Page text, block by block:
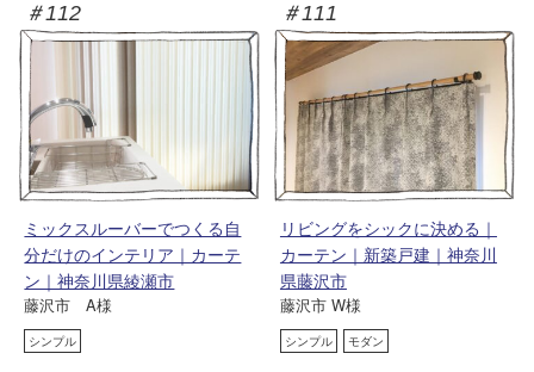
＃112
ミックスルーバーでつくる自
分だけのインテリア｜カーテ
ン｜神奈川県綾瀬市
藤沢市 A様
シンプル
＃111
リビングをシックに決める｜
カーテン｜新築戸建｜神奈川
県藤沢市
藤沢市 W様
シンプル モダン